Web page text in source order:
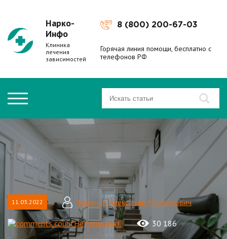
Нарко-
Инфо
Клиника
лечения
зависимостей
8 (800) 200-67-03
Горячая линия помощи, бесплатно с
телефонов РФ
11.03.2022 Баринов Александр Михайлович
Нет коммент. 30 186